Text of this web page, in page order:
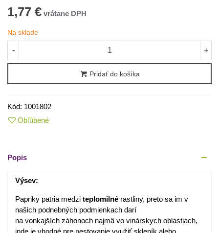
1,77 €
Na sklade
- +
Pridať do košíka
Kód: 1001802
Obľúbené
Popis
Výsev:
Papriky patria medzi teplomilné rastliny, preto sa im v
našich podnebných podmienkach darí
na vonkajších záhonoch najmä vo vinárskych oblastiach,